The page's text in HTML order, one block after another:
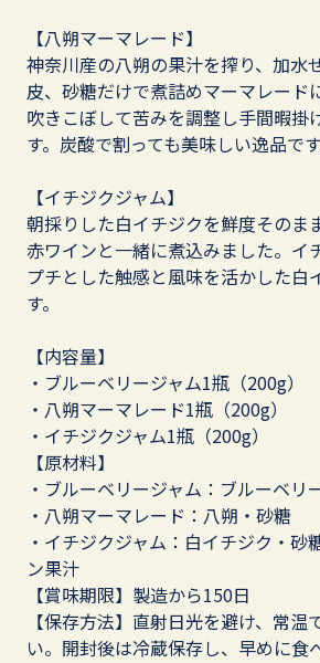
【八朔マーマレード】
神奈川産の八朔の果汁を搾り、加水
皮、砂糖だけで煮詰めマーマレード
吹きこぼして苦みを調整し手間暇掛
す。炭酸で割っても美味しい逸品です
【イチジクジャム】
朝採りした白イチジクを鮮度そのま
赤ワインと一緒に煮込みました。イ
プチとした触感と風味を活かした白
す。
【内容量】
・ブルーベリージャム1瓶（200g）
・八朔マーマレード1瓶（200g）
・イチジクジャム1瓶（200g）
【原材料】
・ブルーベリージャム：ブルーベリ
・八朔マーマレード：八朔・砂糖
・イチジクジャム：白イチジク・砂
ン果汁
【賞味期限】製造から150日
【保存方法】直射日光を避け、常温
い。開封後は冷蔵保存し、早めに食